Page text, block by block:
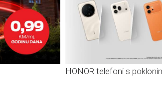
HONOR telefoni s